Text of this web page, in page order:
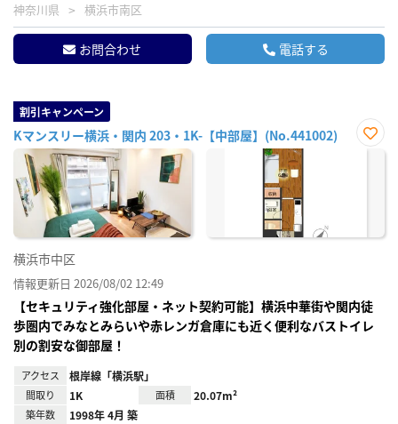
神奈川県 横浜市南区
お問合わせ 電話する
割引キャンペーン
Kマンスリー横浜・関内 203・1K-【中部屋】(No.441002)
お気
横浜市中区
情報更新日 2026/08/02 12:49
【セキュリティ強化部屋・ネット契約可能】横浜中華街や関内徒
歩圏内でみなとみらいや赤レンガ倉庫にも近く便利なバストイレ
別の割安な御部屋！
アクセス 根岸線「横浜駅」
間取り 1K 面積 20.07m²
築年数 1998年 4月 築